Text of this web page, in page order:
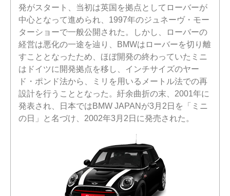
発がスタート、当初は英国を拠点としてローバーが
中心となって進められ、1997年のジュネーヴ・モー
ターショーで一般公開された。しかし、ローバーの
経営は悪化の一途を辿り、BMWはローバーを切り離
すこととなったため、ほぼ開発の終わっていたミニ
はドイツに開発拠点を移し、インチサイズのヤー
ド・ポンド法から、ミリを用いるメートル法での再
設計を行うこととなった。紆余曲折の末、2001年に
発表され、日本ではBMW JAPANが3月2日を「ミニ
の日」と名づけ、2002年3月2日に発売された。